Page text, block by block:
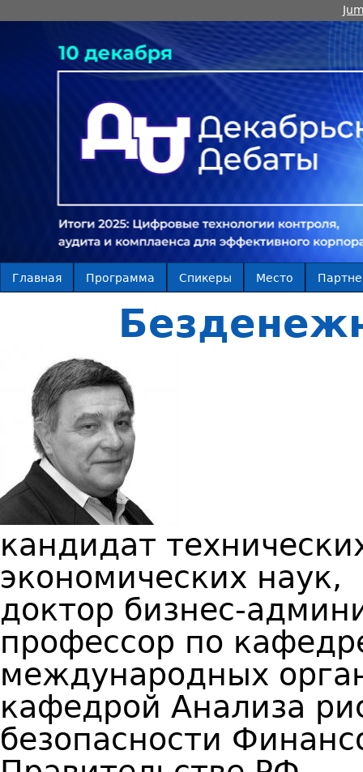
Главная Программа Спикеры Место
кандидат
экономических наук,
доктор бизнес-
профессор по
международных
кафедрой Анализа
безопасности